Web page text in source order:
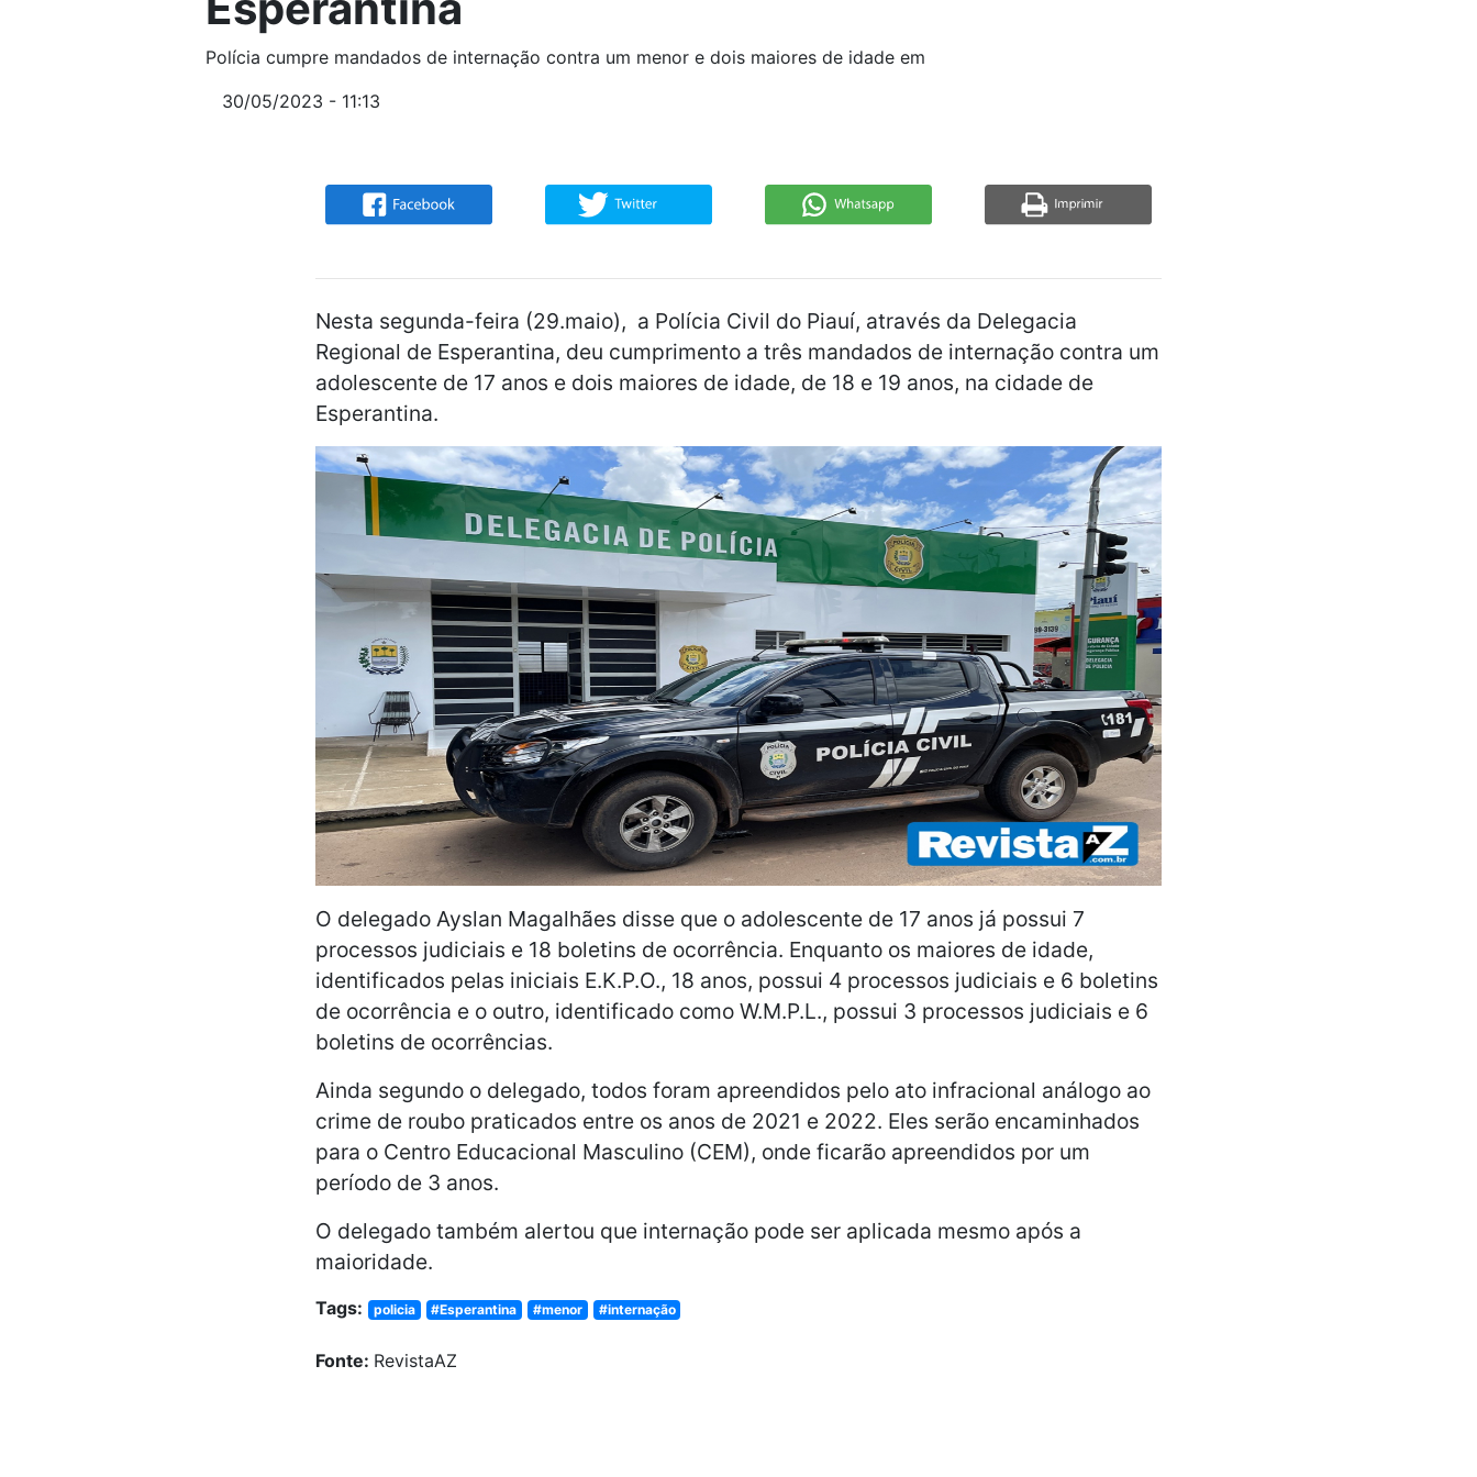
Polícia cumpre mandados de internação contra um menor e dois maiores de idade em
30/05/2023 - 11:13
Nesta segunda-feira (29.maio), a Polícia Civil do Piauí, através da Delegacia
Regional de Esperantina, deu cumprimento a três mandados de internação contra um
adolescente de 17 anos e dois maiores de idade, de 18 e 19 anos, na cidade de
Esperantina.
O delegado Ayslan Magalhães disse que o adolescente de 17 anos já possui 7
processos judiciais e 18 boletins de ocorrência. Enquanto os maiores de idade,
identificados pelas iniciais E.K.P.O., 18 anos, possui 4 processos judiciais e 6 boletins
de ocorrência e o outro, identificado como W.M.P.L., possui 3 processos judiciais e 6
boletins de ocorrências.
Ainda segundo o delegado, todos foram apreendidos pelo ato infracional análogo ao
crime de roubo praticados entre os anos de 2021 e 2022. Eles serão encaminhados
para o Centro Educacional Masculino (CEM), onde ficarão apreendidos por um
período de 3 anos.
O delegado também alertou que internação pode ser aplicada mesmo após a
maioridade.
Tags: policia #Esperantina #menor #internação
Fonte: RevistaAZ